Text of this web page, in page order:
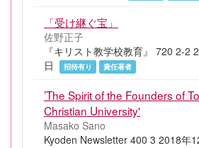
「受け継ぐ宝」
佐野正子
『キリスト教学校教育』 720 2-2
日
招待有り 責任著者
’The Spirit of the Founders of
Christian University'
Masako Sano
Kyoden Newsletter 400 3 2018年